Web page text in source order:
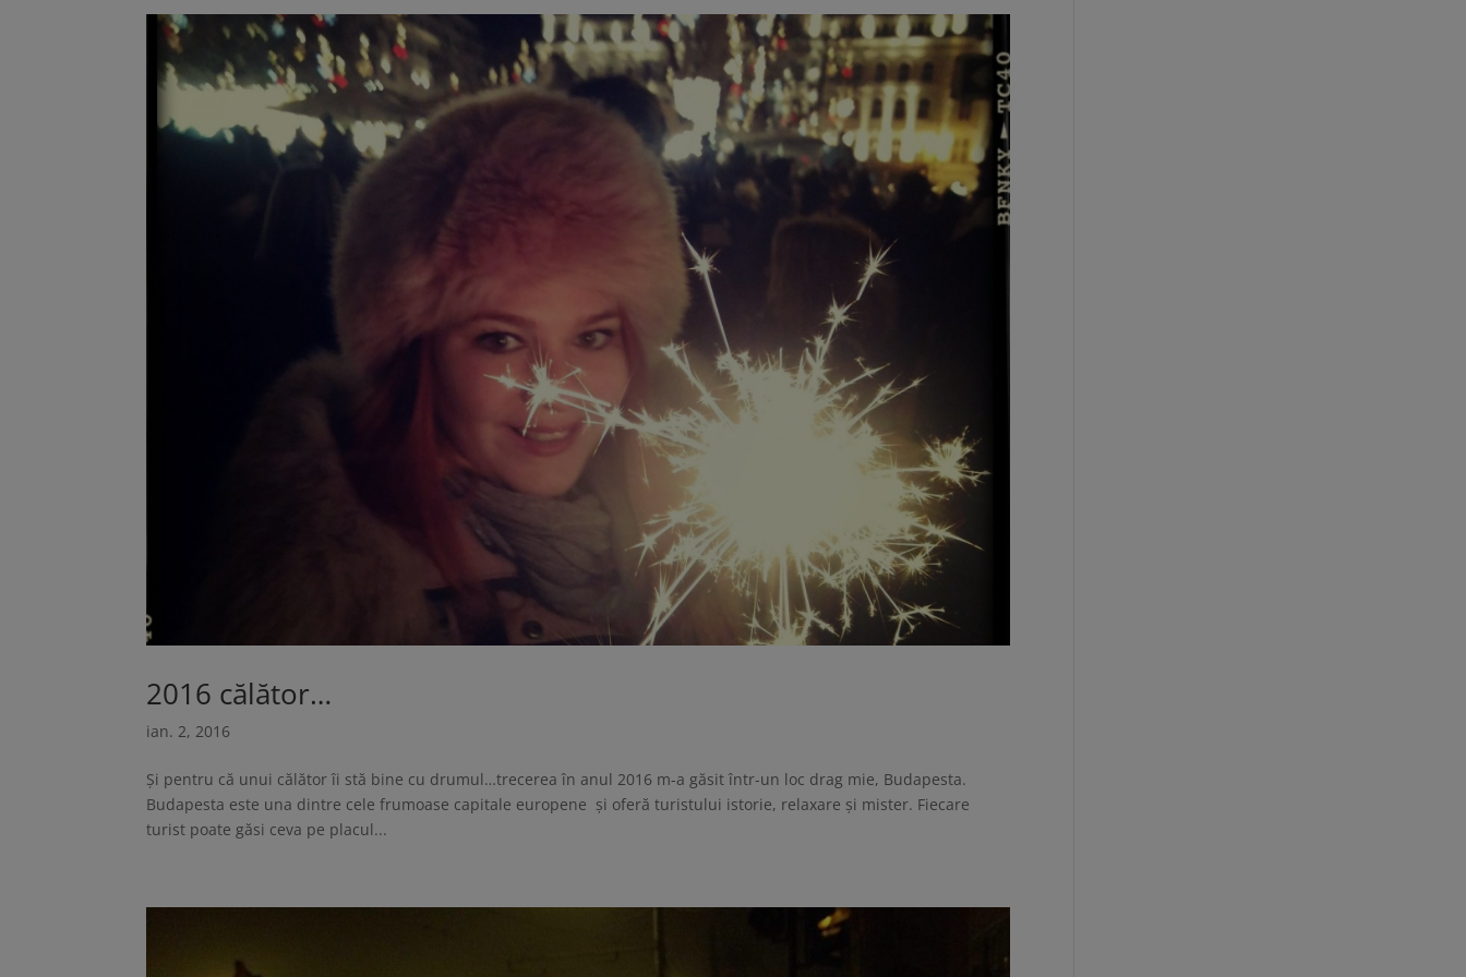
2016 călător…
ian. 2, 2016
Și pentru că unui călător îi stă bine cu drumul…trecerea în anul 2016 m-a găsit într-un loc drag mie, Budapesta.
Budapesta este una dintre cele frumoase capitale europene și oferă turistului istorie, relaxare și mister. Fiecare
turist poate găsi ceva pe placul...